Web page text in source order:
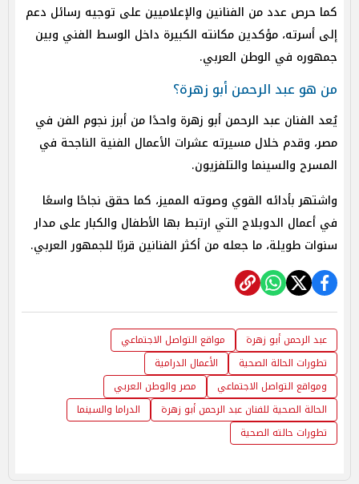
كما حرص عدد من الفنانين والإعلاميين على توجيه رسائل دعم
إلى أسرته، مؤكدين مكانته الكبيرة داخل الوسط الفني وبين
جمهوره في الوطن العربي.
من هو عبد الرحمن أبو زهرة؟
يُعد الفنان عبد الرحمن أبو زهرة واحدًا من أبرز نجوم الفن في
مصر، وقدم خلال مسيرته عشرات الأعمال الفنية الناجحة في
المسرح والسينما والتلفزيون.
واشتهر بأدائه القوي وصوته المميز، كما حقق نجاحًا واسعًا
في أعمال الدوبلاج التي ارتبط بها الأطفال والكبار على مدار
سنوات طويلة، ما جعله من أكثر الفنانين قربًا للجمهور العربي.
عبد الرحمن أبو زهرة
مواقع التواصل الاجتماعي
تطورات الحالة الصحية
الأعمال الدرامية
ومواقع التواصل الاجتماعي
مصر والوطن العربي
الحالة الصحية للفنان عبد الرحمن أبو زهرة
الدراما والسينما
تطورات حالته الصحية